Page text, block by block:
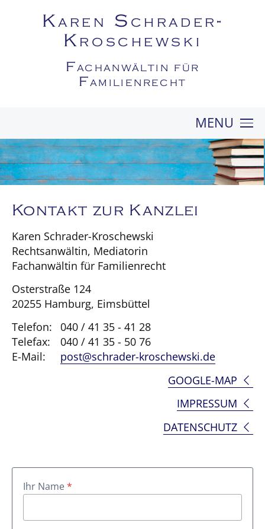
Karen Schrader-
Kroschewski
Fachanwältin für
Familienrecht
MENU
KANZLEI
FAMILIENRECHT
MEDIATION
PROFIL
Kontakt zur Kanzlei
Karen Schrader-Kroschewski
Rechtsanwältin, Mediatorin
Fachanwältin für Familienrecht
Osterstraße 124
20255 Hamburg, Eimsbüttel
Telefon:
040 / 41 35 - 41 28
Telefax:
040 / 41 35 - 50 76
E-Mail:
post@schrader-kroschewski.de
GOOGLE-MAP
IMPRESSUM
DATENSCHUTZ
Ihr Name*